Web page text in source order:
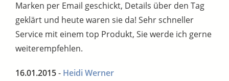
Marken per Email geschickt, Details über den Tag
geklärt und heute waren sie da! Sehr schneller
Service mit einem top Produkt, Sie werde ich gerne
weiterempfehlen.
16.01.2015- Heidi Werner